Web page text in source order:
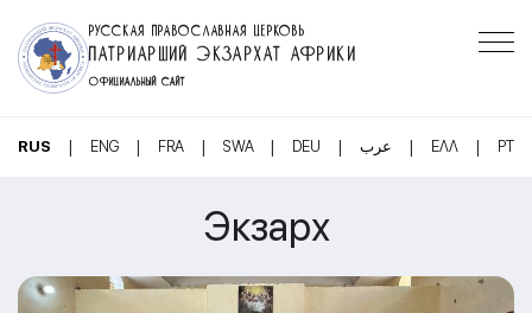
РУССКАЯ ПРАВОСЛАВНАЯ ЦЕРКОВЬ
ПАТРИАРШИЙ ЭКЗАРХАТ АФРИКИ
ОФИЦИАЛЬНЫЙ САЙТ
RUS | ENG | FRA | SWA | DEU | عرب | ΕΛΛ | PT
Экзарх